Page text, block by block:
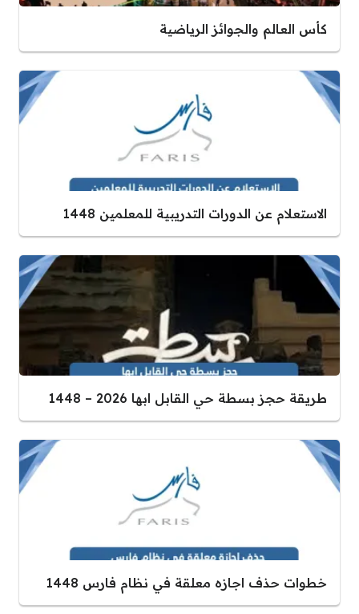
كأس العالم والجوائز الرياضية
الاستعلام عن الدورات التدريبية للمعلمين 1448
طريقة حجز بسطة حي القابل ابها 2026 – 1448
خطوات حذف اجازه معلقة في نظام فارس 1448